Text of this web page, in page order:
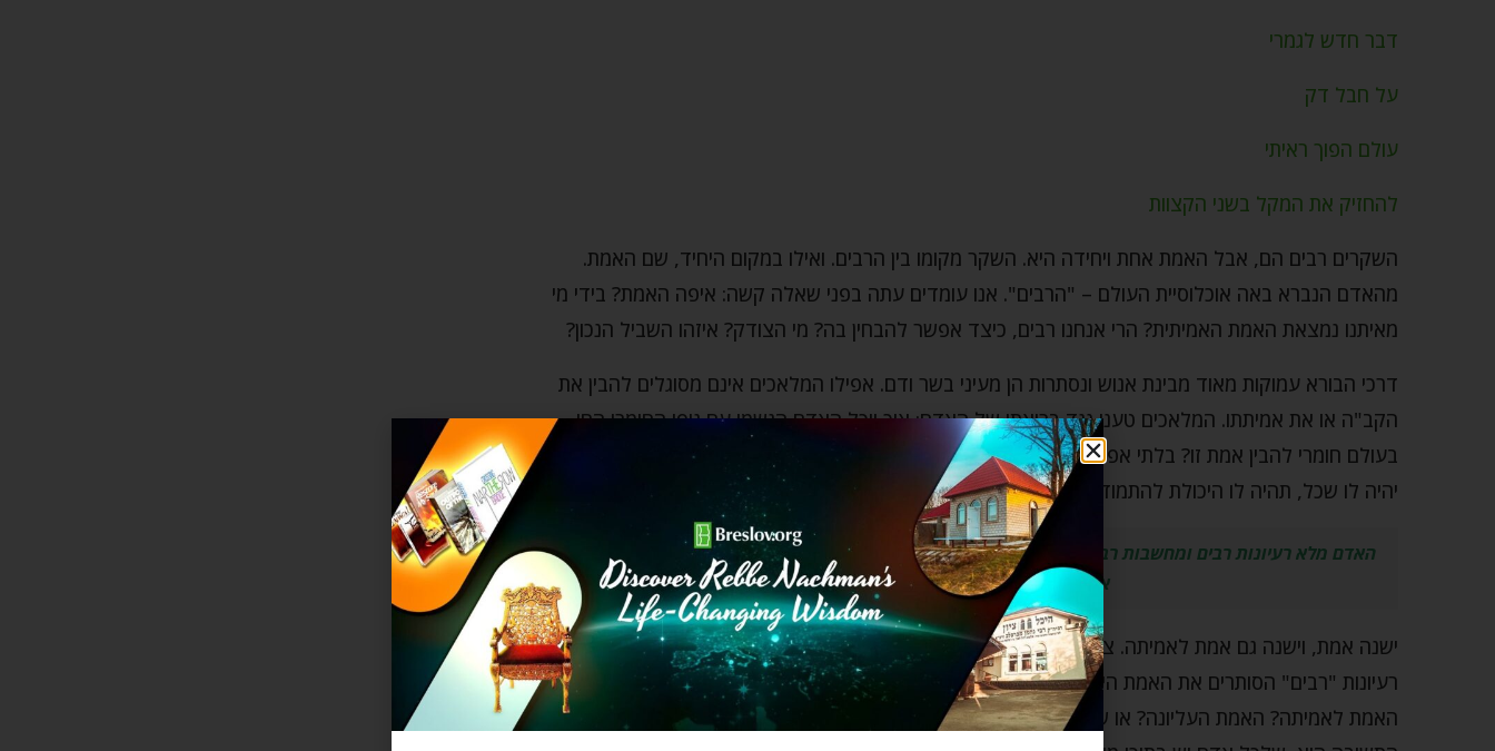
דבר חדש לגמרי
על חבל דק
עולם הפוך ראיתי
להחזיק את המקל בשני הקצוות
השקרים רבים הם, אבל האמת אחת ויחידה היא. השקר מקומו בין הרבים. ואילו במקום היחיד, שם האמת.
מהאדם הנברא באה אוכלוסיית העולם – "הרבים". אנו עומדים עתה בפני שאלה קשה: איפה האמת? בידי מי
מאיתנו נמצאת האמת האמיתית? הרי אנחנו רבים, כיצד אפשר להבחין בה? מי הצודק? איזהו השביל הנכון?
דרכי הבורא עמוקות מאוד מבינת אנוש ונסתרות הן מעיני בשר ודם. אפילו המלאכים אינם מסוגלים להבין את
הקב"ה או את אמיתתו. המלאכים טענו נגד בריאתו של האדם: איך יוכל האדם הגשמי עם גופו החומרי החי
בעולם חומרי להבין אמת זו? בלתי אפשרי! כך חשבו. הקב"ה ידע שהמצב שונה. הוא ידע שלאדם תהיה חכמה,
יהיה לו שכל, תהיה לו היכולת להתמודד עם האתגר הגדול: להכיר באמת ולהעדיף אותה על השקר.
האדם מלא רעיונות רבים ומחשבות רבות הסותרים את האמת היחידה. אך אם יחפש באמת את האמת – הוא ימצא
אותה. אבל האם זוהי האמת לאמיתה?…
ישנה אמת, וישנה גם אמת לאמיתה. צדקו המלאכים שקבעו שהאדם מלא שקר הוא. יש לו מחשבות "רבות",
רעיונות "רבים" הסותרים את האמת היחידה. אך אם אכן יחפש באמת את האמת – ימצא אותה. אבל האם זוהי
האמת לאמיתה? האמת העליונה? או שמא היא רק צורה מסוימת של אמת, אמת חלקית ולכן גם בלתי מושלמת?